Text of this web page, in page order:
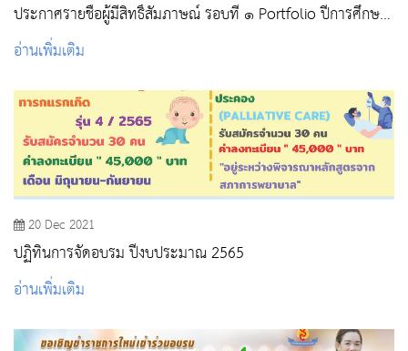
ประกาศรายชื่อผู้มีสิทธิ์สัมภาษณ์ รอบที่ ๑ Portfolio ปีการศึกษา
๒๕๖๕
อ่านเพิ่มเติม
20 Dec 2021
ปฏิทินการจัดอบรม ปีงบประมาณ 2565
อ่านเพิ่มเติม